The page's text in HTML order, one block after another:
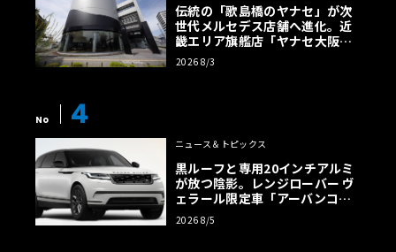
伝統の「歌島橋のヤナセ」が次
世代メルセデス店舗へ進化。近
畿エリア旗艦店「ヤナセ大阪支
店」がリニューアル
2026 8/3
No 4
ニュース＆トピックス
黒ルーフと専用20インチアルミ
が放つ陰影。レンジローバー ヴ
ェラール限定車「アーバンコン
トラスト・エディション」登場
2026 8/5